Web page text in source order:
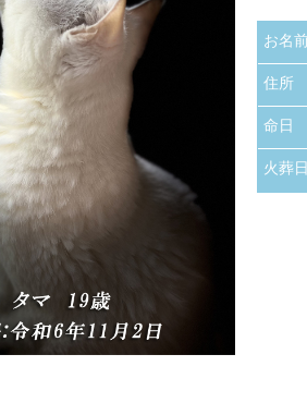
お写真
お名
住所
命日
火葬日